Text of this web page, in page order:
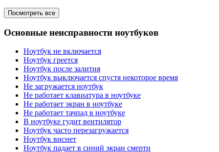
Посмотреть все
Основные неисправности ноутбуков
Ноутбук не включается
Ноутбук греется
Ноутбук после залития
Ноутбук выключается спустя некоторое время
Не загружается ноутбук
Не работает клавиатура в ноутбуке
Не работает экран в ноутбуке
Не работает тачпад в ноутбуке
В ноутбуке гудит вентилятор
Ноутбук часто перезагружается
Ноутбук виснет
Ноутбук падает в синий экран смерти